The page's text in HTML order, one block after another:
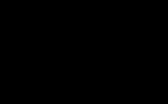
ADM, con la